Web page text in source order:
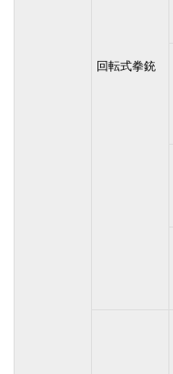
回転式拳銃